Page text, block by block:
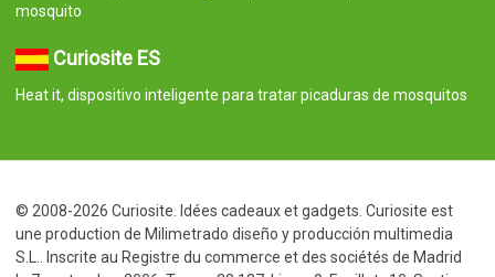
mosquito
Curiosite ES
Heat it, dispositivo inteligente para tratar picaduras de mosquitos
© 2008-2026 Curiosite. Idées cadeaux et gadgets. Curiosite est
une production de Milimetrado diseño y producción multimedia
S.L.. Inscrite au Registre du commerce et des sociétés de Madrid